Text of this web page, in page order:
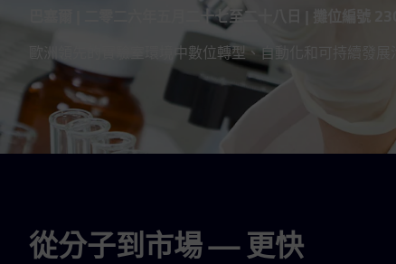
巴塞爾 | 二零二六年五月二十七至二十八日 | 攤位編號 230
歐洲領先的實驗室環境中數位轉型、自動化和可持續發展
從分子到市場 — 更快